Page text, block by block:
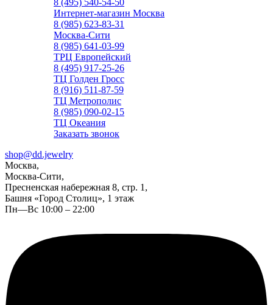
8 (495) 540-54-50
Интернет-магазин Москва
8 (985) 623-83-31
Москва-Сити
8 (985) 641-03-99
ТРЦ Европейский
8 (495) 917-25-26
ТЦ Голден Гросс
8 (916) 511-87-59
ТЦ Метрополис
8 (985) 090-02-15
ТЦ Океания
Заказать звонок
shop@dd.jewelry
Москва,
Москва-Сити,
Пресненская набережная 8, стр. 1,
Башня «Город Столиц», 1 этаж
Пн—Вс 10:00 – 22:00